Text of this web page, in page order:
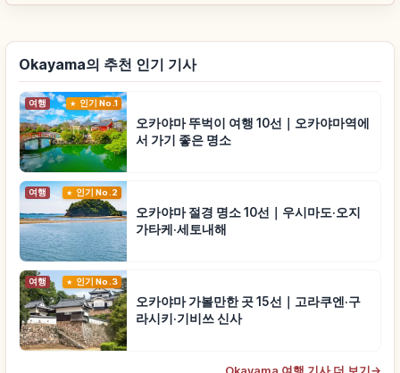
Okayama의 추천 인기 기사
여행 인기 No.1
오카야마 뚜벅이 여행 10선｜오카야마역에
서 가기 좋은 명소
여행 인기 No.2
오카야마 절경 명소 10선｜우시마도·오지
가타케·세토내해
여행 인기 No.3
오카야마 가볼만한 곳 15선｜고라쿠엔·구
라시키·기비쓰 신사